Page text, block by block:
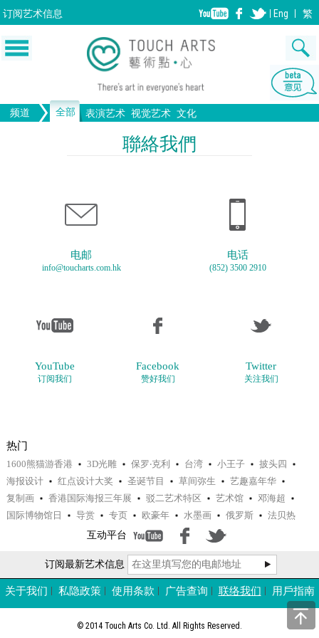
订阅艺术信息 Eng 繁
频道 全部 表演艺术 视觉艺术 文化
舞蹈
戏剧
画图 版画
文物 全部文化
聯絡我們
电邮
info@toucharts.com.hk
电话
(852) 3500 2910
YouTube
订阅我们
Facebook
赞好我们
Twitter
关注我们
热门
1600熊猫游香港 3D光雕 保罗‧克利 台湾 小王子
披头四
海报设计
红点设计大奖 圣诞节目 草间弥生
艺趣嘉年华
复制画
香港国际海报三年展 驳二艺术特区 艺术馆
邓海超
国际博物馆日
导赏 专页 欧豪年 水墨画 俄罗斯
法贝热
互动平台
订阅最新艺术信息
关于我们 私隐政策 使用条款 广告查询 联络我们 用戶指南
© 2014 Touch Arts Co. Ltd. All Rights Reserved.